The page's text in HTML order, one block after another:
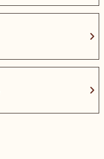
chevron_right
chevron_right